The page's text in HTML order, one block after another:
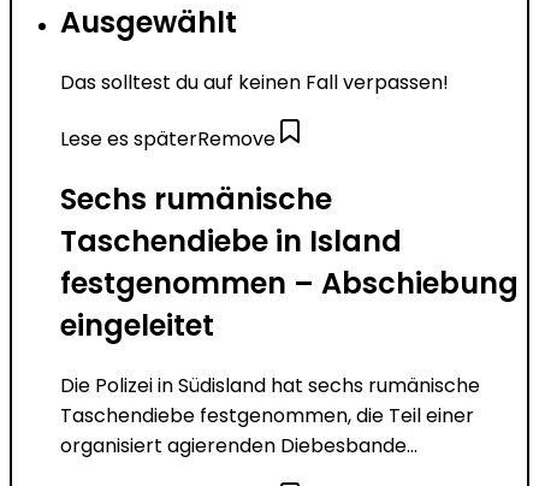
Ausgewählt
Das solltest du auf keinen Fall verpassen!
Lese es späterRemove
Sechs rumänische
Taschendiebe in Island
festgenommen – Abschiebung
eingeleitet
Die Polizei in Südisland hat sechs rumänische
Taschendiebe festgenommen, die Teil einer
organisiert agierenden Diebesbande...